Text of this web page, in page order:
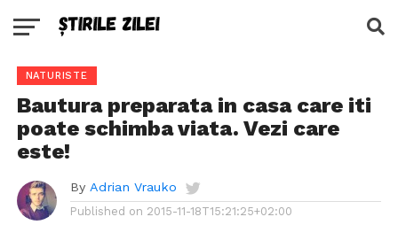
NATURISTE
Bautura preparata in casa care iti
poate schimba viata. Vezi care
este!
By Adrian Vrauko
Published on 2015-11-18T15:21:25+02:00